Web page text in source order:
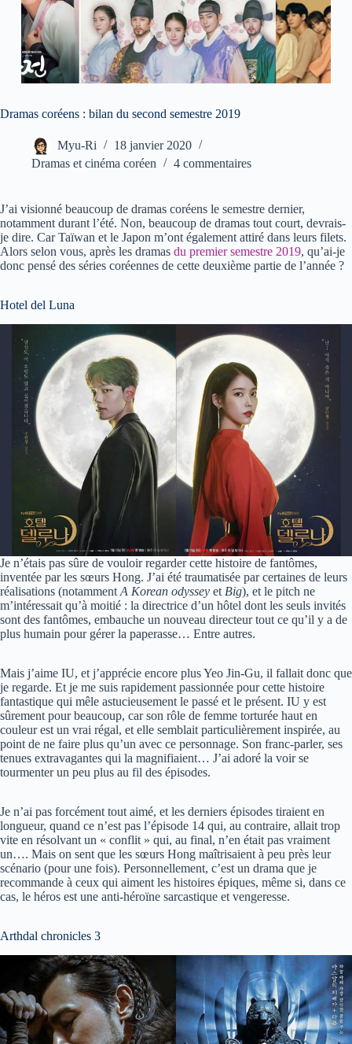
Dramas coréens : bilan du second semestre 2019
Myu-Ri
18 janvier 2020
Dramas et cinéma coréen
4 commentaires
J’ai visionné beaucoup de dramas coréens le semestre dernier,
notamment durant l’été. Non, beaucoup de dramas tout court, devrais-
je dire. Car Taïwan et le Japon m’ont également attiré dans leurs filets.
Alors selon vous, après les dramas du premier semestre 2019, qu’ai-je
donc pensé des séries coréennes de cette deuxième partie de l’année ?
Hotel del Luna
Je n’étais pas sûre de vouloir regarder cette histoire de fantômes,
inventée par les sœurs Hong. J’ai été traumatisée par certaines de leurs
réalisations (notamment A Korean odyssey et Big), et le pitch ne
m’intéressait qu’à moitié : la directrice d’un hôtel dont les seuls invités
sont des fantômes, embauche un nouveau directeur tout ce qu’il y a de
plus humain pour gérer la paperasse… Entre autres.
Mais j’aime IU, et j’apprécie encore plus Yeo Jin-Gu, il fallait donc que
je regarde. Et je me suis rapidement passionnée pour cette histoire
fantastique qui mêle astucieusement le passé et le présent. IU y est
sûrement pour beaucoup, car son rôle de femme torturée haut en
couleur est un vrai régal, et elle semblait particulièrement inspirée, au
point de ne faire plus qu’un avec ce personnage. Son franc-parler, ses
tenues extravagantes qui la magnifiaient… J’ai adoré la voir se
tourmenter un peu plus au fil des épisodes.
Je n’ai pas forcément tout aimé, et les derniers épisodes tiraient en
longueur, quand ce n’est pas l’épisode 14 qui, au contraire, allait trop
vite en résolvant un « conflit » qui, au final, n’en était pas vraiment
un…. Mais on sent que les sœurs Hong maîtrisaient à peu près leur
scénario (pour une fois). Personnellement, c’est un drama que je
recommande à ceux qui aiment les histoires épiques, même si, dans ce
cas, le héros est une anti-héroïne sarcastique et vengeresse.
Arthdal chronicles 3